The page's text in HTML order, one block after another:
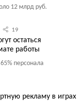
12 млрд руб.
19
остаться
работы
персонала
рекламу в играх